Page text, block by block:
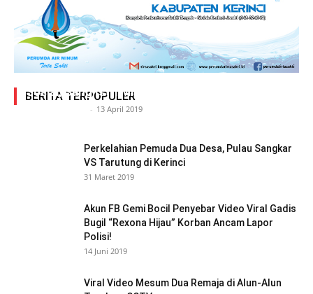
BERITA TERPOPULER
Adegan Ranjang Dua Kadis, Perhubungan Vs
Sosial, Sang Istri Miliki Bukti Video Mesum Hot
- 13 April 2019
Perkelahian Pemuda Dua Desa, Pulau Sangkar
VS Tarutung di Kerinci
31 Maret 2019
Akun FB Gemi Bocil Penyebar Video Viral Gadis
Bugil “Rexona Hijau” Korban Ancam Lapor
Polisi!
14 Juni 2019
Viral Video Mesum Dua Remaja di Alun-Alun